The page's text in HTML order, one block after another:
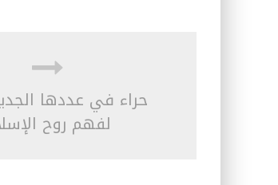
حراء في عددها
لفهم روح